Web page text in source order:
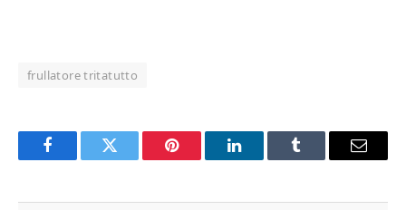
frullatore tritatutto
FacebookTwitter Pinterest LinkedInTumblr Email